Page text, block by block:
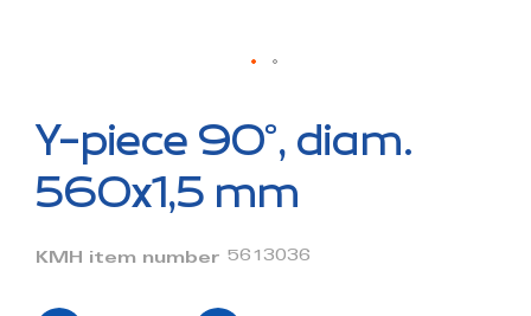
the
beginning
of
images
Y-piece 90°, diam.
560x1,5 mm
KMH item number 5613036